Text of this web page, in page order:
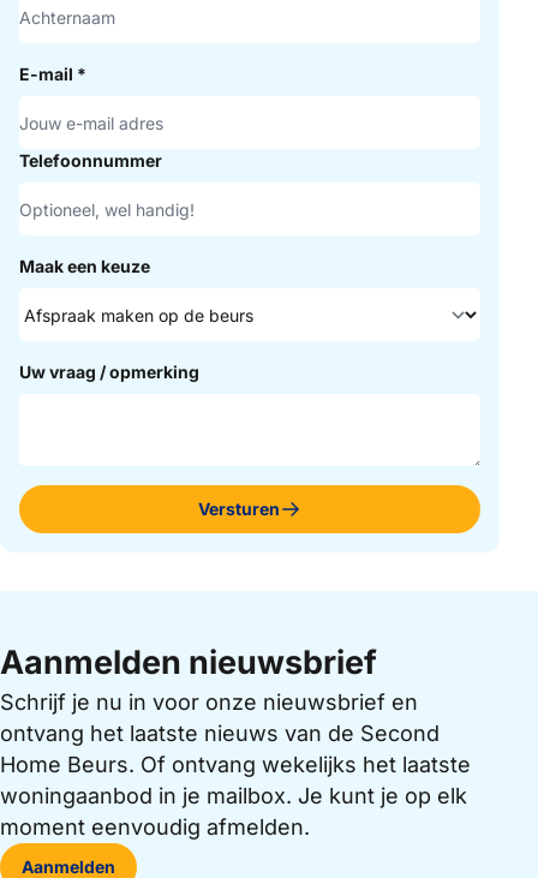
E-mail *
Telefoonnummer
Maak een keuze
Uw vraag / opmerking
Versturen
Aanmelden nieuwsbrief
Schrijf je nu in voor onze nieuwsbrief en
ontvang het laatste nieuws van de Second
Home Beurs. Of ontvang wekelijks het laatste
woningaanbod in je mailbox. Je kunt je op elk
moment eenvoudig afmelden.
Aanmelden